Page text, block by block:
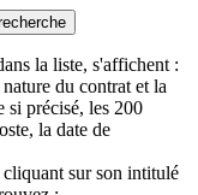
la liste, s'affichent :
du contrat et la
si précisé, les 200
la date de
sur son intitulé